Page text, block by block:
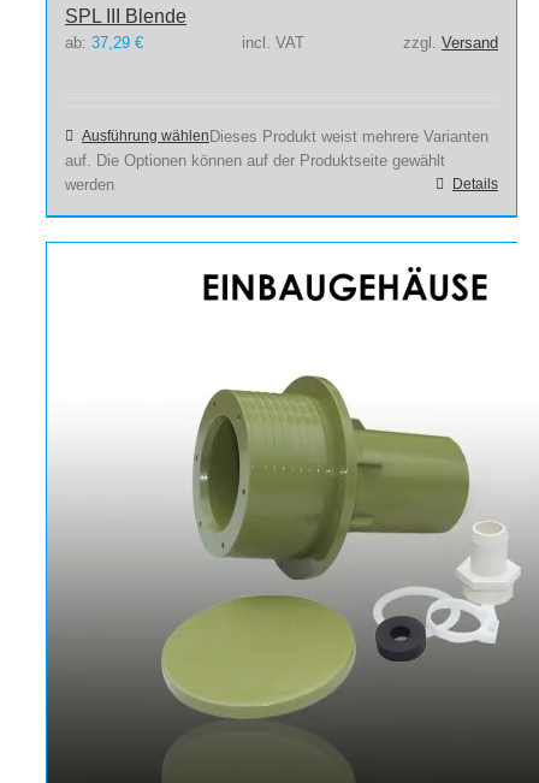
SPL III Blende
ab: 37,29 € incl. VAT zzgl. Versand
Ausführung wählen Dieses Produkt weist mehrere Varianten
auf. Die Optionen können auf der Produktseite gewählt
werden
Details